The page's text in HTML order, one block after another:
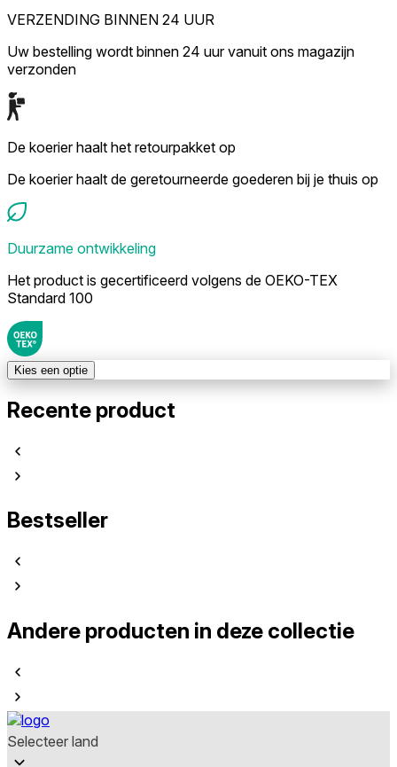
VERZENDING BINNEN 24 UUR
Uw bestelling wordt binnen 24 uur vanuit ons magazijn
verzonden
De koerier haalt het retourpakket op
De koerier haalt de geretourneerde goederen bij je thuis op
Duurzame ontwikkeling
Het product is gecertificeerd volgens de OEKO-TEX
Standard 100
Kies een optie
Recente product
Bestseller
Andere producten in deze collectie
Selecteer land